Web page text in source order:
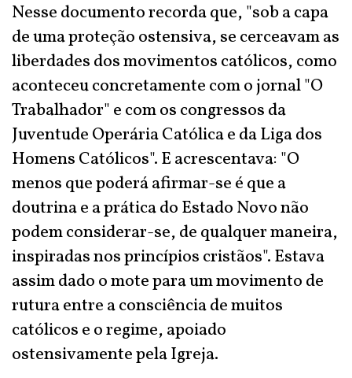
Nesse documento recorda que, "sob a capa
de uma proteção ostensiva, se cerceavam as
liberdades dos movimentos católicos, como
aconteceu concretamente com o jornal "O
Trabalhador" e com os congressos da
Juventude Operária Católica e da Liga dos
Homens Católicos". E acrescentava: "O
menos que poderá afirmar-se é que a
doutrina e a prática do Estado Novo não
podem considerar-se, de qualquer maneira,
inspiradas nos princípios cristãos". Estava
assim dado o mote para um movimento de
rutura entre a consciência de muitos
católicos e o regime, apoiado
ostensivamente pela Igreja.